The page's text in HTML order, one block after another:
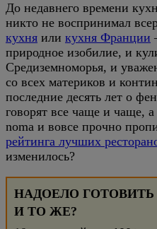
До недавнего времени
никто не воспринимал
кухня или кухня Франции
природное изобилие, и
Средиземноморья, и
со всех материков и
последние десять лет о
говорят все чаще и чаще, а
noma и вовсе прочно
рейтинга лучших
изменилось?
НАДОЕЛО
И ТО ЖЕ?